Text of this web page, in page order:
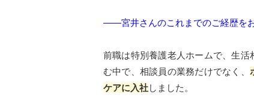
――宮井さんのこれまでのご経歴をお
前職は特別養護老人ホームで、生
む中で、相談員の業務だけでなく、
ケアに入社しました。